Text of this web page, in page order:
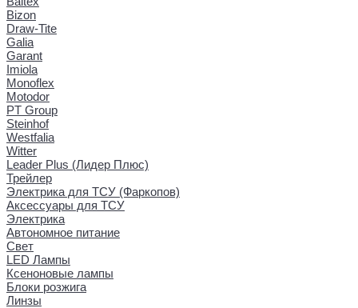
Bizon
Draw-Tite
Galia
Garant
Imiola
Monoflex
Motodor
PT Group
Steinhof
Westfalia
Witter
Leader Plus (Лидер Плюс)
Трейлер
Электрика для ТСУ (Фаркопов)
Аксессуары для ТСУ
Электрика
Автономное питание
Свет
LED Лампы
Ксеноновые лампы
Блоки розжига
Линзы